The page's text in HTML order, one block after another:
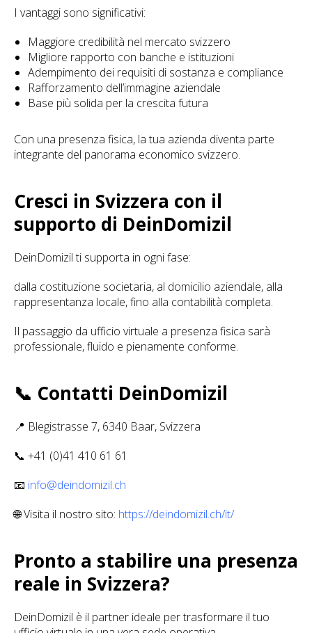
I vantaggi sono significativi:
Maggiore credibilità nel mercato svizzero
Migliore rapporto con banche e istituzioni
Adempimento dei requisiti di sostanza e compliance
Rafforzamento dell’immagine aziendale
Base più solida per la crescita futura
Con una presenza fisica, la tua azienda diventa parte
integrante del panorama economico svizzero.
Cresci in Svizzera con il
supporto di DeinDomizil
DeinDomizil ti supporta in ogni fase:
dalla costituzione societaria, al domicilio aziendale, alla
rappresentanza locale, fino alla contabilità completa.
Il passaggio da ufficio virtuale a presenza fisica sarà
professionale, fluido e pienamente conforme.
📞 Contatti DeinDomizil
📍 Blegistrasse 7, 6340 Baar, Svizzera
📞 +41 (0)41 410 61 61
📧 info@deindomizil.ch
🌐 Visita il nostro sito: https://deindomizil.ch/it/
Pronto a stabilire una presenza
reale in Svizzera?
DeinDomizil è il partner ideale per trasformare il tuo